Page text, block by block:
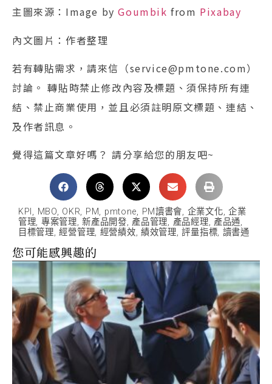
主圖來源：Image byGoumbik from Pixabay
內文圖片：作者整理
若有轉貼需求，請來信（service@pmtone.com）
討論。 轉貼時禁止修改內容及標題、須保持所有連
結、禁止商業使用，並且必須註明原文標題、連結、
及作者訊息。
覺得這篇文章好嗎？ 請分享給您的朋友吧~
KPI , MBO, OKR, PM, pmtone, PM讀書會, 企業文化, 企業
管理, 專案管理,新產品開發, 產品管理, 產品經理, 產品通,
目標管理,經營管理, 經營績效,績效管理,評量指標, 讀書通
您可能感興趣的